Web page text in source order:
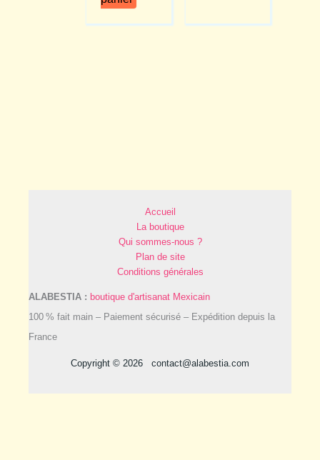
Accueil
La boutique
Qui sommes-nous ?
Plan de site
Conditions générales
ALABESTIA : boutique d'artisanat Mexicain
100 % fait main – Paiement sécurisé – Expédition depuis la
France
Copyright © 2026 contact@alabestia.com